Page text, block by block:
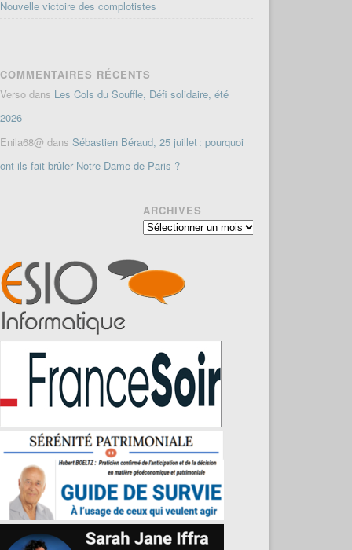
Nouvelle victoire des complotistes
COMMENTAIRES RÉCENTS
Verso dans Les Cols du Souffle, Défi solidaire, été
2026
Enila68@ dansSébastien Béraud, 25 juillet : pourquoi
ont-ils fait brûler Notre Dame de Paris ?
ARCHIVES
Archives